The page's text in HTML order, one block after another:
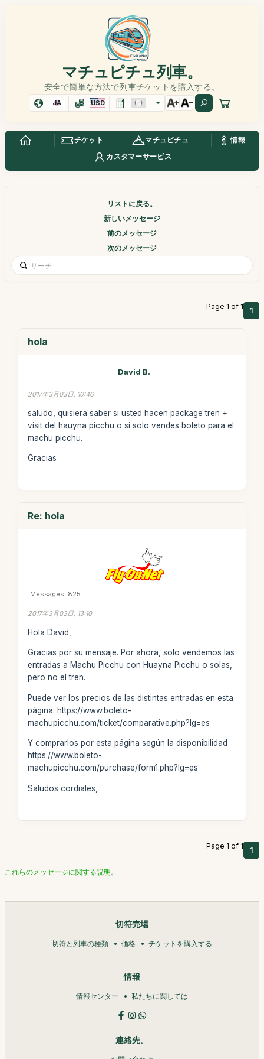
マチュピチュ列車。
安全で簡単な方法で列車チケットを購入する。
JA USD
チケット マチュピチュ
情報
カスタマーサービス
リストに戻る。
新しいメッセージ
前のメッセージ
次のメッセージ
Page 1 of 1 1
hola
David B.
2017年3月03日, 10:46
saludo, quisiera saber si usted hacen package tren +
visit del hauyna picchu o si solo vendes boleto para el
machu picchu.
Gracias
Re: hola
Messages: 825
2017年3月03日, 13:10
Hola David,
Gracias por su mensaje. Por ahora, solo vendemos las
entradas a Machu Picchu con Huayna Picchu o solas,
pero no el tren.
Puede ver los precios de las distintas entradas en esta
página: https://www.boleto-
machupicchu.com/ticket/comparative.php?lg=es
Y comprarlos por esta página según la disponibilidad
https://www.boleto-
machupicchu.com/purchase/form1.php?lg=es
Saludos cordiales,
Page 1 of 1 1
これらのメッセージに関する説明。
切符売場
切符と列車の種類 価格 チケットを購入する
情報
情報センター 私たちに関しては
連絡先。